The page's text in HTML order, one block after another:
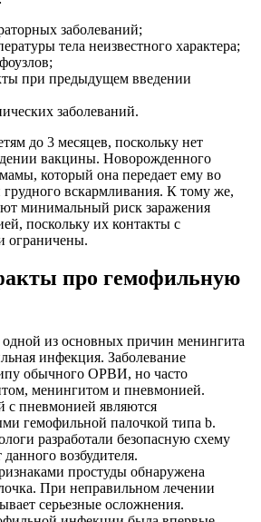
заболеваний;
тела неизвестного характера;
при предыдущем введении
заболеваний.
до 3 месяцев, поскольку нет
вакцины. Новорожденного
который она передает ему во
вскармливания. К тому же,
минимальный риск заражения
поскольку их контакты с
ограничены.
про гемофильную
одной из основных причин менингита
инфекция. Заболевание
обычного ОРВИ, но часто
менингитом и пневмонией.
с пневмонией являются
гемофильной палочкой типа b.
разработали безопасную схему
возбудителя.
простуды обнаружена
При неправильном лечении
серьезные осложнения.